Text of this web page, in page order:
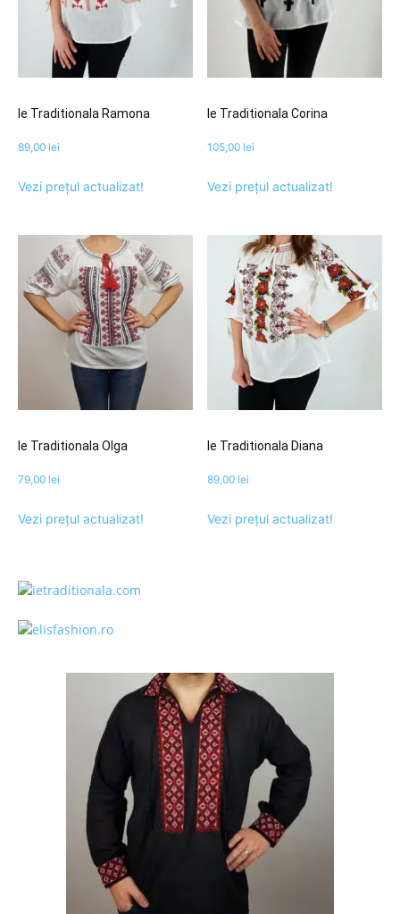
Ie Traditionala Ramona
89,00 lei
Vezi prețul actualizat!
Ie Traditionala Corina
105,00 lei
Vezi prețul actualizat!
Ie Traditionala Olga
79,00 lei
Vezi prețul actualizat!
Ie Traditionala Diana
89,00 lei
Vezi prețul actualizat!